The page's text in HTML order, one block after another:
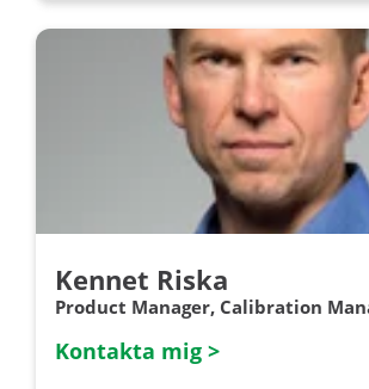
Kennet Riska
Product Manager, Calibration
Kontakta mig >